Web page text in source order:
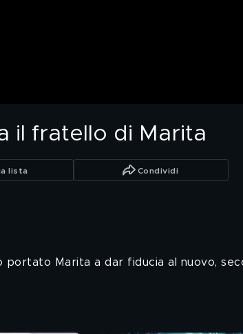
il fratello di Marita
lista Condividi
portato Marita a dar fiducia al nuovo,